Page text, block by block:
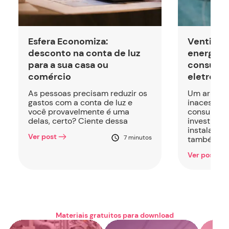
Esfera Economiza:
desconto na conta de luz
para a sua casa ou
comércio
As pessoas precisam reduzir os
gastos com a conta de luz e
você provavelmente é uma
delas, certo? Ciente dessa
Ver post 7 minutos
energia?
Um ar-
instalação
também
Ver post
Materiais gratuitos para download